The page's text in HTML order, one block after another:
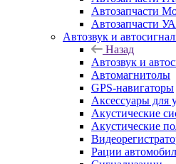
Автозапчасти
Автозапчасти
Автозвук и
Назад
Автозвук и
Автомагнитолы
GPS-навигаторы
Аксессуары для
Акустические
Акустические
Рации